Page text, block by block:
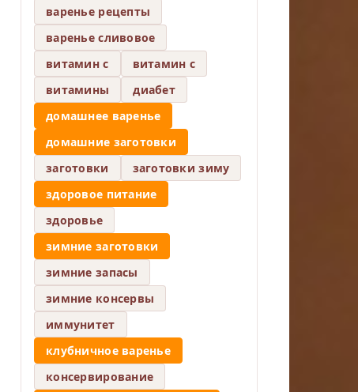
варенье рецепты
варенье сливовое
витамин c
витамин с
витамины
диабет
домашнее варенье
домашние заготовки
заготовки
заготовки зиму
здоровое питание
здоровье
зимние заготовки
зимние запасы
зимние консервы
иммунитет
клубничное варенье
консервирование